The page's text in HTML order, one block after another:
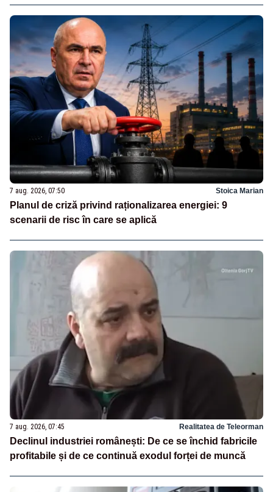
7 aug. 2026, 07:50 Stoica Marian
Planul de criză privind raționalizarea energiei: 9
scenarii de risc în care se aplică
7 aug. 2026, 07:45 Realitatea de Teleorman
Declinul industriei românești: De ce se închid fabricile
profitabile și de ce continuă exodul forței de muncă